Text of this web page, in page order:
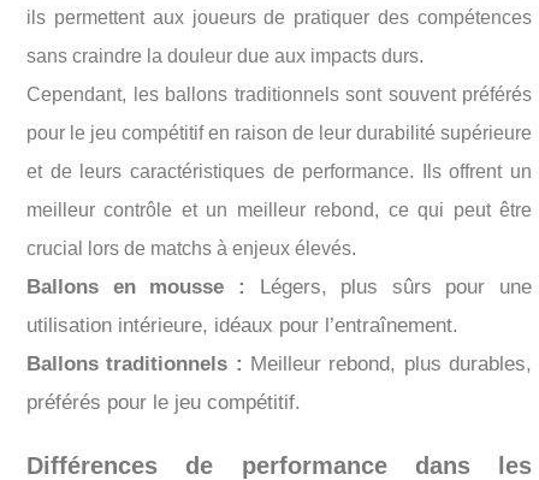
ils permettent aux joueurs de pratiquer des compétences
sans craindre la douleur due aux impacts durs.
Cependant, les ballons traditionnels sont souvent préférés
pour le jeu compétitif en raison de leur durabilité supérieure
et de leurs caractéristiques de performance. Ils offrent un
meilleur contrôle et un meilleur rebond, ce qui peut être
crucial lors de matchs à enjeux élevés.
Ballons en mousse :
Légers, plus sûrs pour une
utilisation intérieure, idéaux pour l’entraînement.
Ballons traditionnels : Meilleur rebond, plus durables,
préférés pour le jeu compétitif.
Différences de performance dans les